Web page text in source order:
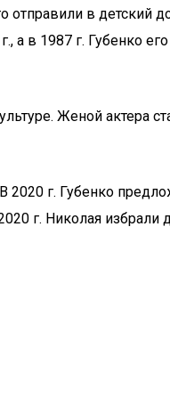
отправили в
а в 1987 г. Губенко
Женой актера
г. Губенко
г. Николая